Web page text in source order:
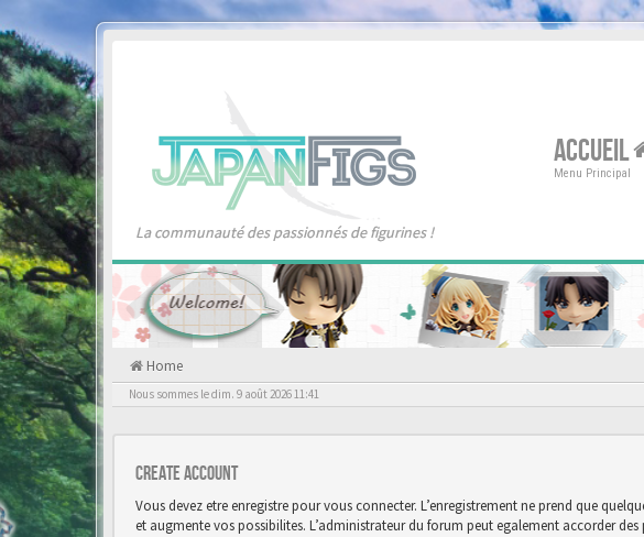
La communauté des passionnés de figurines !
ACCUEIL
Menu Principal
Home
Nous sommes le dim. 9 août 2026 11:41
Create account
Vous devez etre enregistre pour vous connecter. L’enregistrement ne prend que
et augmente vos possibilites. L’administrateur du forum peut egalement accorder des